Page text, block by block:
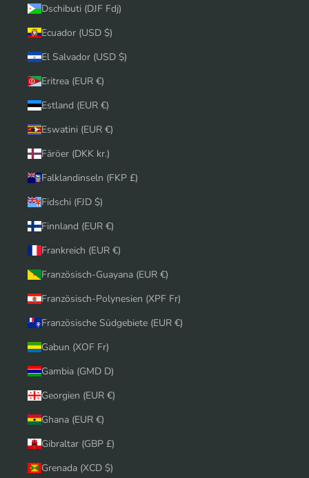
Dschibuti (DJF Fdj)
Ecuador (USD $)
El Salvador (USD $)
Eritrea (EUR €)
Estland (EUR €)
Eswatini (EUR €)
Färöer (DKK kr.)
Falklandinseln (FKP £)
Fidschi (FJD $)
Finnland (EUR €)
Frankreich (EUR €)
Französisch-Guayana (EUR €)
Französisch-Polynesien (XPF Fr)
Französische Südgebiete (EUR €)
Gabun (XOF Fr)
Gambia (GMD D)
Georgien (EUR €)
Ghana (EUR €)
Gibraltar (GBP £)
Grenada (XCD $)